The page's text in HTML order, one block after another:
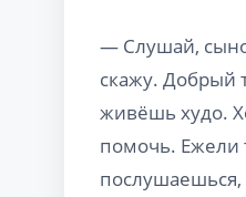
— Слушай,
скажу. Добрый
живёшь худо.
помочь. Ежели